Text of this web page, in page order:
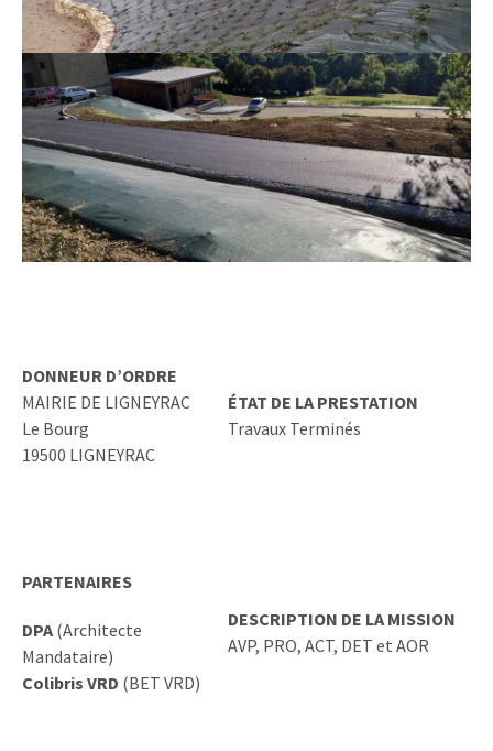
DONNEUR D’ORDRE
MAIRIE DE LIGNEYRAC
Le Bourg
19500 LIGNEYRAC
ÉTAT DE LA PRESTATION
Travaux Terminés
PARTENAIRES
DPA (Architecte
Mandataire)
Colibris VRD (BET VRD)
DESCRIPTION DE LA MISSION
AVP, PRO, ACT, DET et AOR